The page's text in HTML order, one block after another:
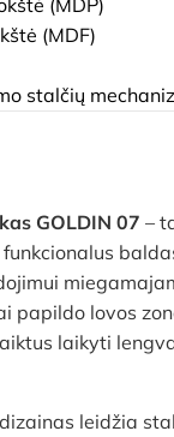
(MDF)
stalčių
GOLDIN 07 –
papildo lovos
laikyti
leidžia